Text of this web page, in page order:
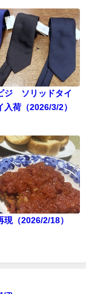
ジ ソリッドタイ
入荷（2026/3/2）
現（2026/2/18）